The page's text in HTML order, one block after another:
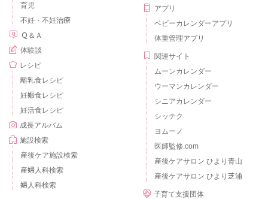
育児
不妊・不妊治療
Ｑ＆Ａ
体験談
レシピ
離乳食レシピ
妊娠食レシピ
妊活食レシピ
成長アルバム
施設検索
産後ケア施設検索
産婦人科検索
婦人科検索
アプリ
ベビーカレンダーアプリ
体重管理アプリ
関連サイト
ムーンカレンダー
ウーマンカレンダー
シニアカレンダー
シッテク
ヨムーノ
医師監修.com
産後ケアサロン ひより青山
産後ケアサロン ひより芝浦
子育て支援団体